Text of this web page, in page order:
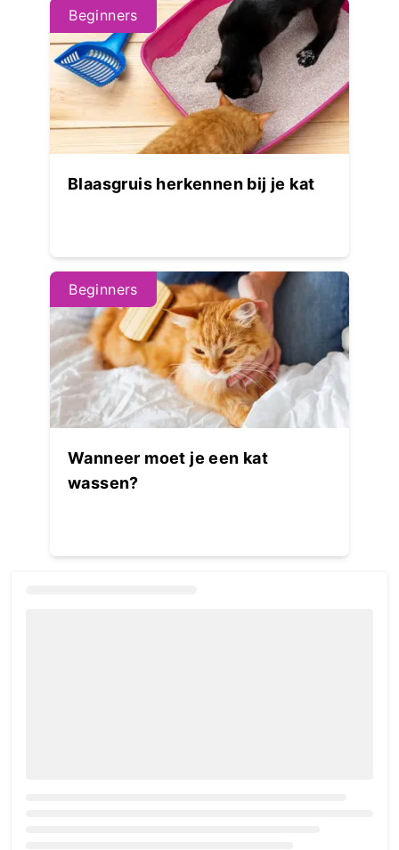
Beginners
Blaasgruis herkennen bij je kat
Beginners
Wanneer moet je een kat
wassen?